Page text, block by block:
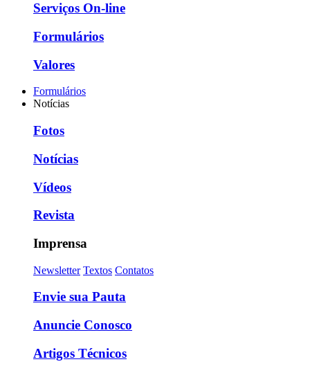
Serviços On-line
Formulários
Valores
Formulários
Notícias
Fotos
Notícias
Vídeos
Revista
Imprensa
Newsletter Textos Contatos
Envie sua Pauta
Anuncie Conosco
Artigos Técnicos